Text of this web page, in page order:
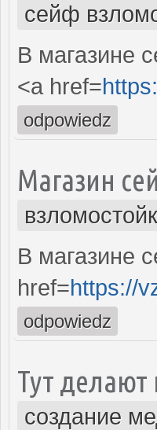
сейф
В магазине
<a href=
odpowiedz
Магазин
В магазине
href=https://
odpowiedz
Тут
создание